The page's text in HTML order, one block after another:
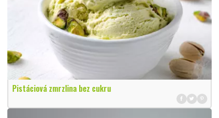
Pistáciová zmrzlina bez cukru